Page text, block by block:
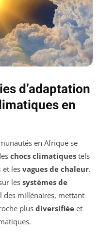
d’adaptation
en
en Afrique se
chocs climatiques tels
et les vagues de chaleur.
les systèmes de
des millénaires, mettant
plus diversifiée et